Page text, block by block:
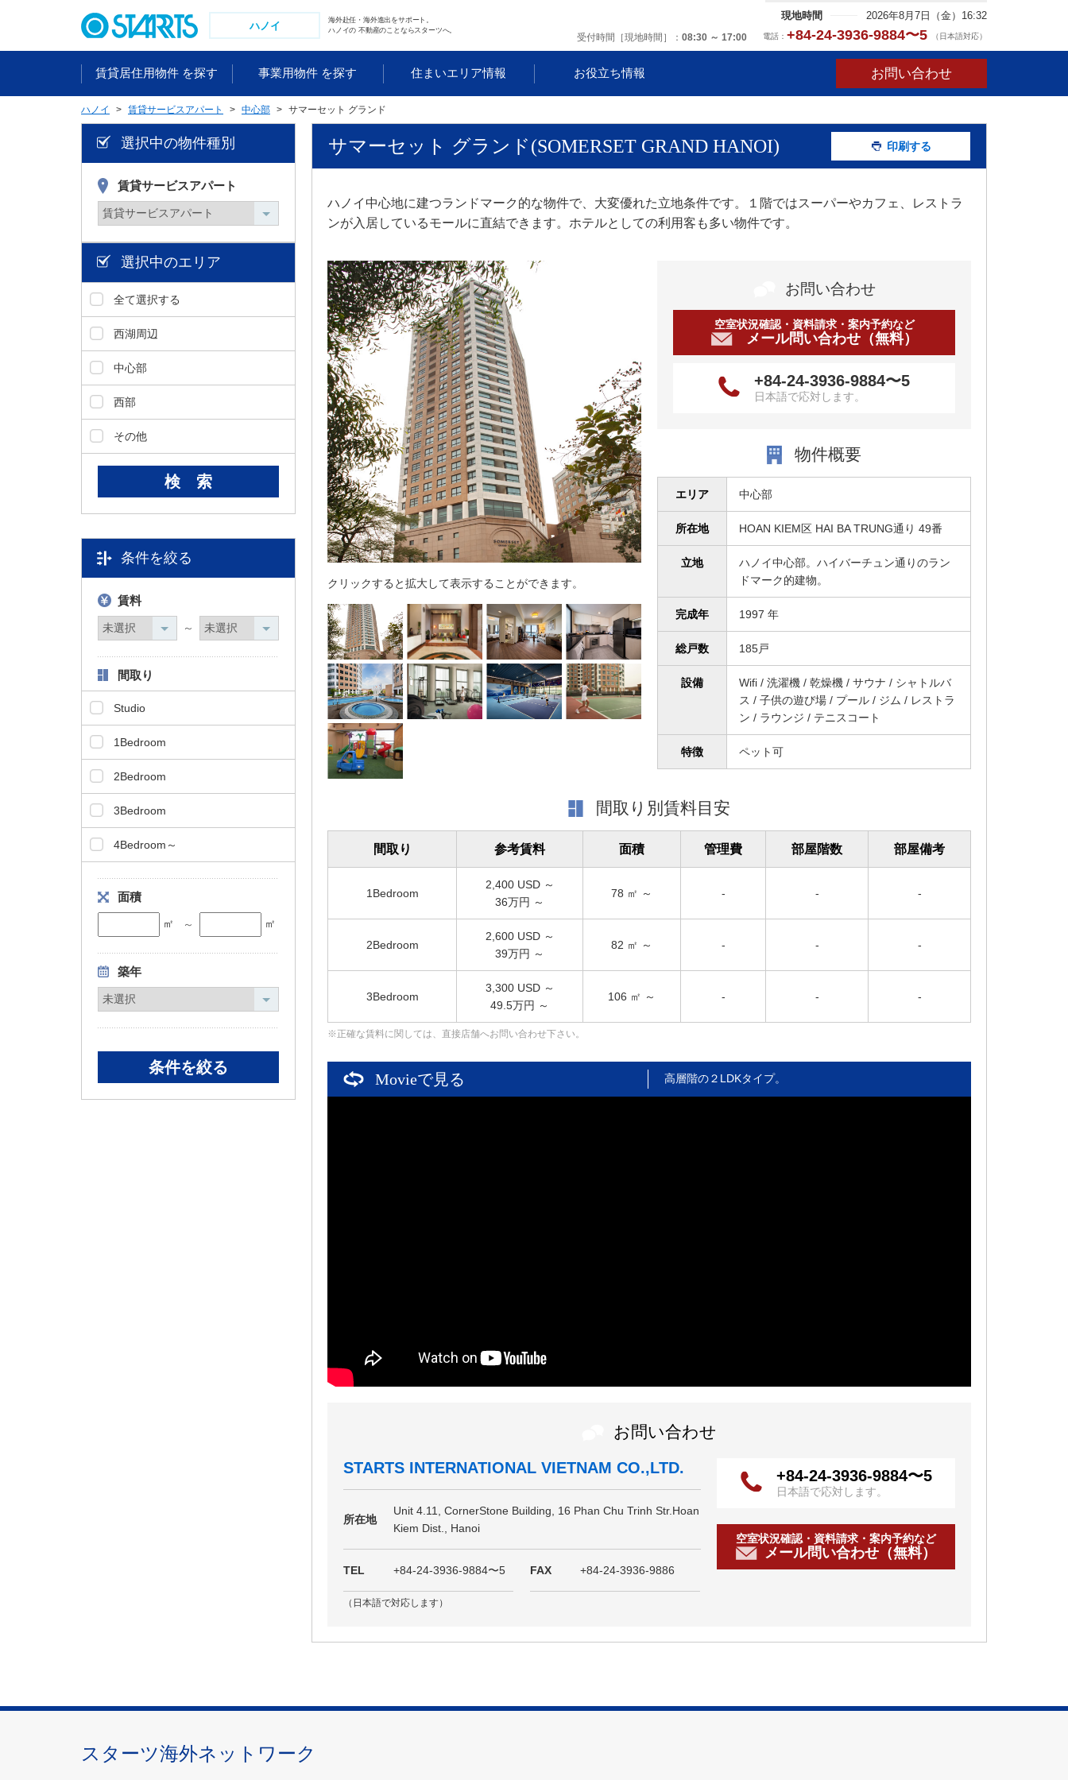
移
ハノイ
海外赴任・海外進出をサポート。
ハノイの 不動産のことならスターツへ。
現地時間 2026年8月7日（金）16:32
受付時間［現地時間］ 08:30 ～ 17:00 電話： +84-24-3936-9884〜5 （日本語対応）
賃貸居住用物件 を探す 事業用物件 を探す 住まいエリア情報 お役立ち情報 お問い合わせ
ハノイ 賃貸サービスアパート 中心部 サマーセット グランド
選択中の物件種別
賃貸サービスアパート
選択中のエリア
全て選択する
西湖周辺
中心部
西部
その他
条件を絞る
賃料
～
間取り
Studio
1Bedroom
2Bedroom
3Bedroom
4Bedroom～
面積
㎡ ～ ㎡
築年
サマーセット グランド(SOMERSET GRAND HANOI) 印刷する
ハノイ中心地に建つランドマーク的な物件で、大変優れた立地条件です。１階ではスーパーやカフェ、レストラ
ンが入居しているモールに直結できます。ホテルとしての利用客も多い物件です。
クリックすると拡大して表示することができます。
お問い合わせ
空室状況確認・資料請求・案内予約など
メール問い合わせ（無料）
+84-24-3936-9884〜5
日本語で応対します。
物件概要
エリア 中心部
所在地 HOAN KIEM区 HAI BA TRUNG通り 49番
立地
ハノイ中心部。ハイバーチュン通りのラン
ドマーク的建物。
完成年 1997 年
総戸数 185戸
設備
Wifi / 洗濯機 / 乾燥機 / サウナ / シャトルバ
ス / 子供の遊び場 / プール / ジム / レストラ
ン / ラウンジ / テニスコート
特徴 ペット可
間取り別賃料目安
間取り 参考賃料 面積 管理費 部屋階数 部屋備考
1Bedroom
2,400 USD ～
36万円 ～
78 ㎡ ～ - - -
2Bedroom
2,600 USD ～
39万円 ～
82 ㎡ ～ - - -
3Bedroom
3,300 USD ～
49.5万円 ～
106 ㎡ ～ - - -
正確な賃料に関しては、直接店舗へお問い合わせ下さい。
Movieで見る 高層階の２LDKタイプ。
お問い合わせ
STARTS INTERNATIONAL VIETNAM CO.,LTD.
所在地
Unit 4.11, CornerStone Building, 16 Phan Chu Trinh Str.Hoan
Kiem Dist., Hanoi
TEL +84-24-3936-9884〜5
（日本語で対応します）
FAX +84-24-3936-9886
+84-24-3936-9884〜5
日本語で応対します。
空室状況確認・資料請求・案内予約など
メール問い合わせ（無料）
スターツ海外ネットワーク